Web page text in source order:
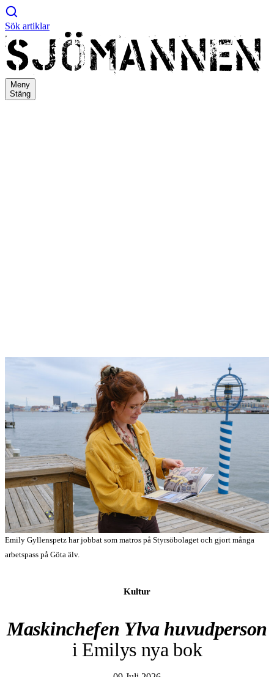
Sök artiklar
Meny
Stäng
Emily Gyllenspetz har jobbat som matros på Styrsöbolaget och gjort många
arbetspass på Göta älv.
Kultur
Maskinchefen Ylva huvudperson
i Emilys nya bok